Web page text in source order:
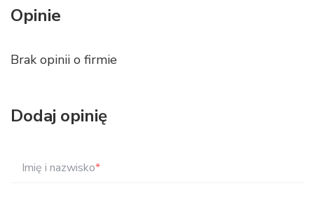
Opinie
Brak opinii o firmie
Dodaj opinię
Imię i nazwisko*